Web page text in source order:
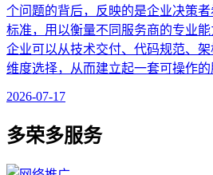
个问题的背后，反映的是企业决策
标准，用以衡量不同服务商的专业
企业可以从技术交付、代码规范、
维度选择，从而建立起一套可操作的
2026-07-17
多荣多服务